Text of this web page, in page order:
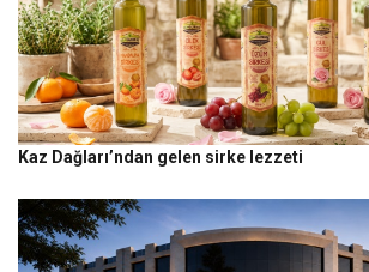
Kaz Dağları’ndan gelen sirke lezzeti